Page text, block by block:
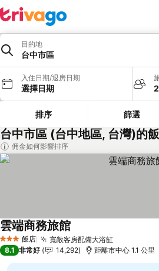
目的地
台中市區
入住日期/退房日期
選擇日期
排序 篩選
台中市區 (台中地區, 台灣)的
佣金如何影響排序
3 星級 飯店 寬敞客房配備大浴缸查看價格
雲端商務旅館
8.1 非常好 14,292 距離市中心 1.1 公里